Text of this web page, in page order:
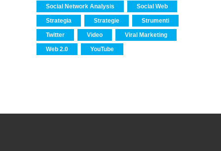
Social Network Analysis Social Web
Strategia Strategie Strumenti
Twitter Video Viral Marketing
Web 2.0 YouTube